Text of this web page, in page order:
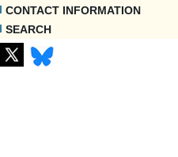
CONTACT INFORMATION
SEARCH